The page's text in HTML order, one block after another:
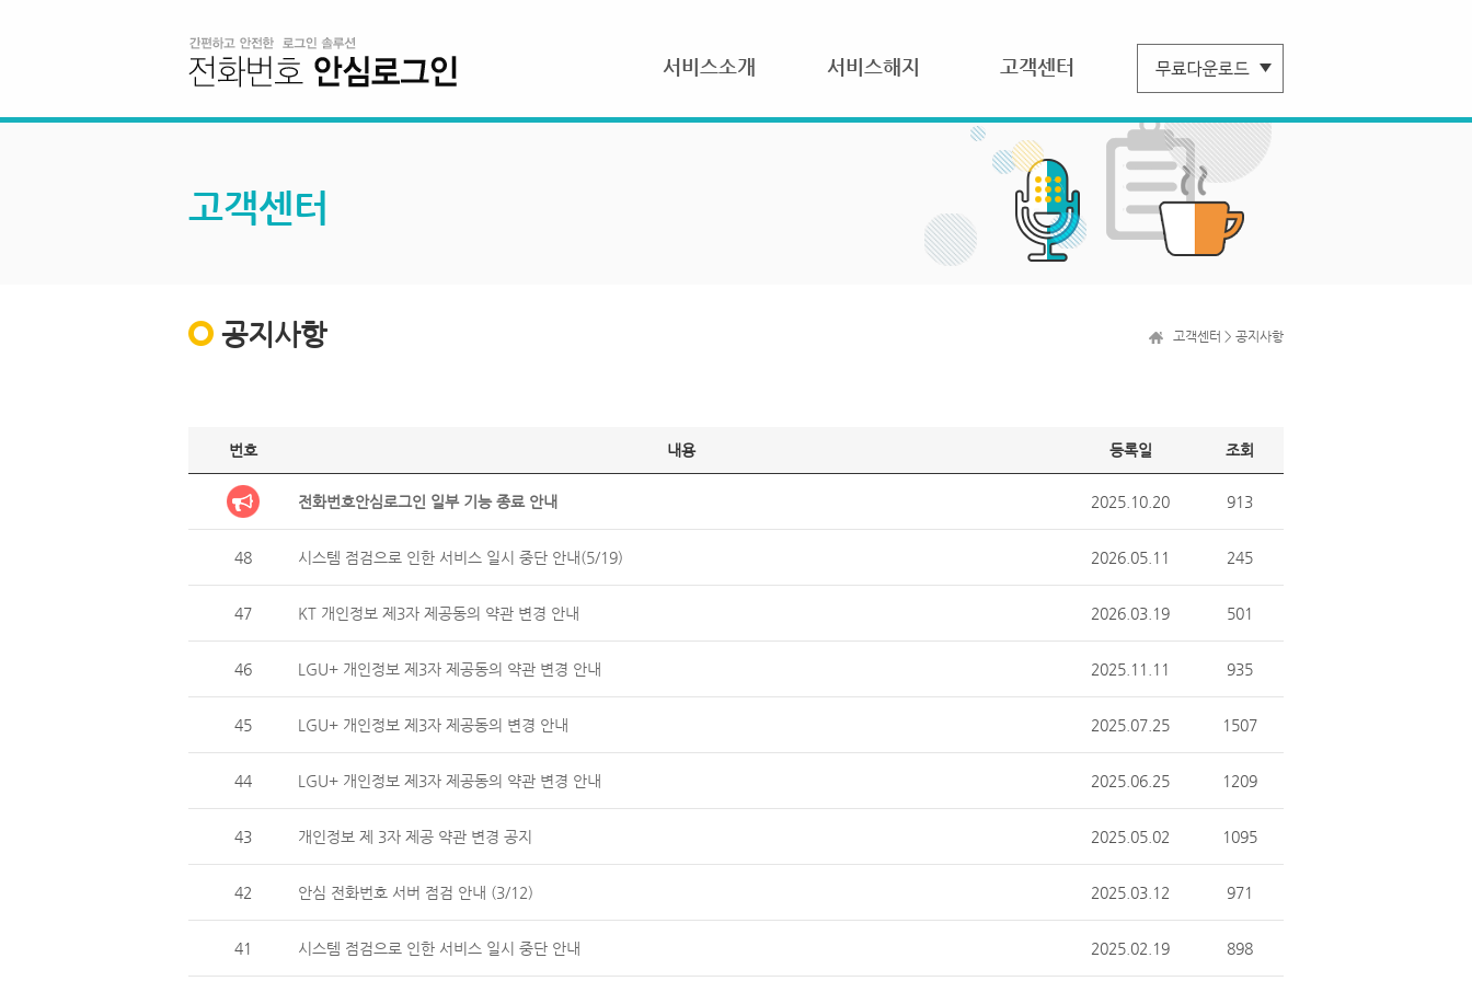
서비스소개 서비스해지 고객센터
고객센터
공지사항 고객센터 > 공지사항
번호 내용 등록일 조회
전화번호안심로그인 일부 기능 종료 안내 2025.10.20 913
48 시스템 점검으로 인한 서비스 일시 중단 안내(5/19) 2026.05.11 245
47 KT 개인정보 제3자 제공동의 약관 변경 안내 2026.03.19 501
46 LGU+ 개인정보 제3자 제공동의 약관 변경 안내 2025.11.11 935
45 LGU+ 개인정보 제3자 제공동의 변경 안내 2025.07.25 1507
44 LGU+ 개인정보 제3자 제공동의 약관 변경 안내 2025.06.25 1209
43 개인정보 제 3자 제공 약관 변경 공지 2025.05.02 1095
42 안심 전화번호 서버 점검 안내 (3/12) 2025.03.12 971
41 시스템 점검으로 인한 서비스 일시 중단 안내 2025.02.19 898